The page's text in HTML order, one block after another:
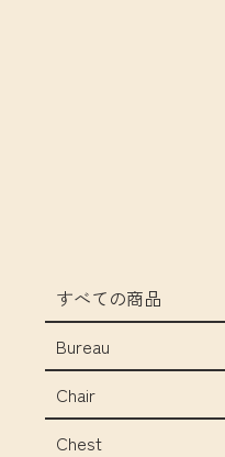
すべての商品
Bureau
Chair
Chest